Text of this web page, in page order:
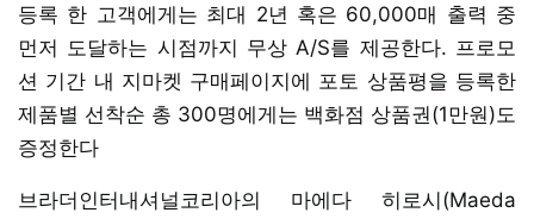
등록 한 고객에게는 최대 2년 혹은 60,000매 출력 중
먼저 도달하는 시점까지 무상 A/S를 제공한다. 프로모
션 기간 내 지마켓 구매페이지에 포토 상품평을 등록한
제품별 선착순 총 300명에게는 백화점 상품권(1만원)도
증정한다
브라더인터내셔널코리아의 마에다 히로시(Maeda